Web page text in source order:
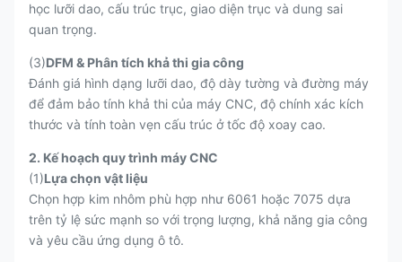
học lưỡi dao, cấu trúc trục, giao diện trục và dung sai
quan trọng.
(3)DFM & Phân tích khả thi gia công
Đánh giá hình dạng lưỡi dao, độ dày tường và đường máy
để đảm bảo tính khả thi của máy CNC, độ chính xác kích
thước và tính toàn vẹn cấu trúc ở tốc độ xoay cao.
2. Kế hoạch quy trình máy CNC
(1)Lựa chọn vật liệu
Chọn hợp kim nhôm phù hợp như 6061 hoặc 7075 dựa
trên tỷ lệ sức mạnh so với trọng lượng, khả năng gia công
và yêu cầu ứng dụng ô tô.